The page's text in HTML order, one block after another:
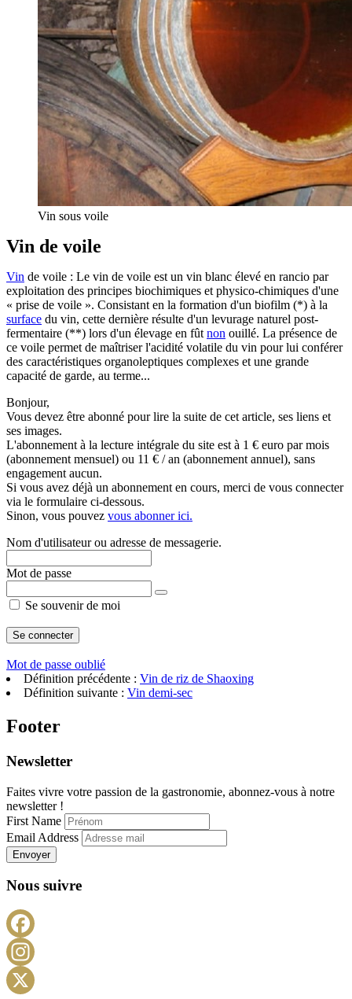
Vin sous voile
Vin de voile
Vin de voile : Le vin de voile est un vin blanc élevé en rancio par
exploitation des principes biochimiques et physico-chimiques d'une
« prise de voile ». Consistant en la formation d'un biofilm (*) à la
surface du vin, cette dernière résulte d'un levurage naturel post-
fermentaire (**) lors d'un élevage en fût non ouillé. La présence de
ce voile permet de maîtriser l'acidité volatile du vin pour lui conférer
des caractéristiques organoleptiques complexes et une grande
capacité de garde, au terme...
Bonjour,
Vous devez être abonné pour lire la suite de cet article, ses liens et
ses images.
L'abonnement à la lecture intégrale du site est à 1 € euro par mois
(abonnement mensuel) ou 11 € / an (abonnement annuel), sans
engagement aucun.
Si vous avez déjà un abonnement en cours, merci de vous connecter
via le formulaire ci-dessous.
Sinon, vous pouvez vous abonner ici.
Nom d'utilisateur ou adresse de messagerie.
Mot de passe
Se souvenir de moi
Mot de passe oublié
Définition précédente : Vin de riz de Shaoxing
Définition suivante : Vin demi-sec
Footer
Newsletter
Faites vivre votre passion de la gastronomie, abonnez-vous à notre
newsletter !
First Name
Email Address
Envoyer
Nous suivre